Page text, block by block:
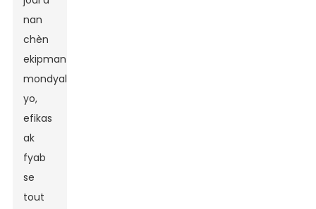
nan
chèn
ekipman
mondyal
yo,
efikas
ak
fyab
se
tout